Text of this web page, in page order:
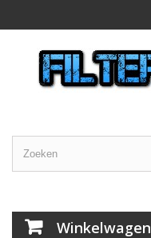
Winkelwagen